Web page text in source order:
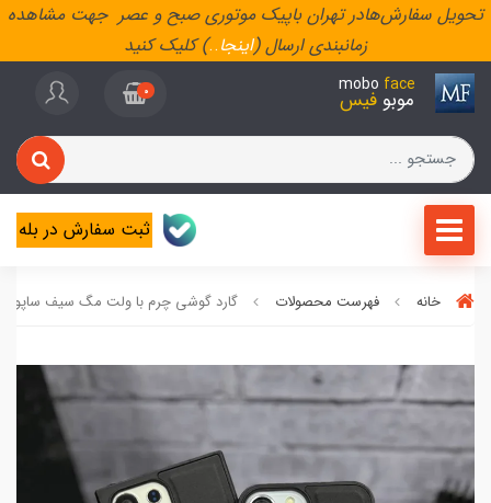
تحویل سفارش‌هادر تهران باپیک موتوری صبح و عصر جهت مشاهده
زمانبندی ارسال (اینجا..) کلیک کنید
mobo face
موبو فیس 0
ثبت سفارش در بله
خانه فهرست محصولات گارد گوشی چرم با ولت مگ سیف